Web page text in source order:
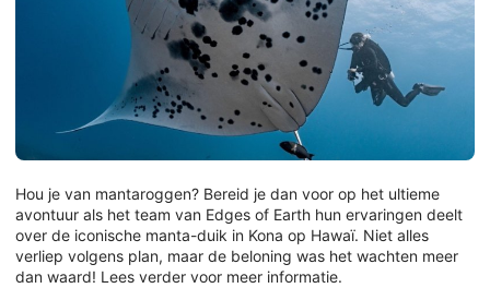
Hou je van mantaroggen? Bereid je dan voor op het ultieme
avontuur als het team van Edges of Earth hun ervaringen deelt
over de iconische manta-duik in Kona op Hawaï. Niet alles
verliep volgens plan, maar de beloning was het wachten meer
dan waard! Lees verder voor meer informatie.